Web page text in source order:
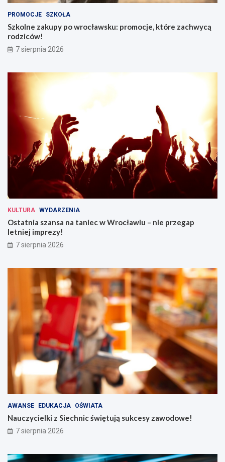
PROMOCJE SZKOŁA
Szkolne zakupy po wrocławsku: promocje, które zachwycą
rodziców!
7 sierpnia 2026
KULTURA WYDARZENIA
Ostatnia szansa na taniec w Wrocławiu – nie przegap
letniej imprezy!
7 sierpnia 2026
AWANSE EDUKACJA OŚWIATA
Nauczycielki z Siechnic świętują sukcesy zawodowe!
7 sierpnia 2026